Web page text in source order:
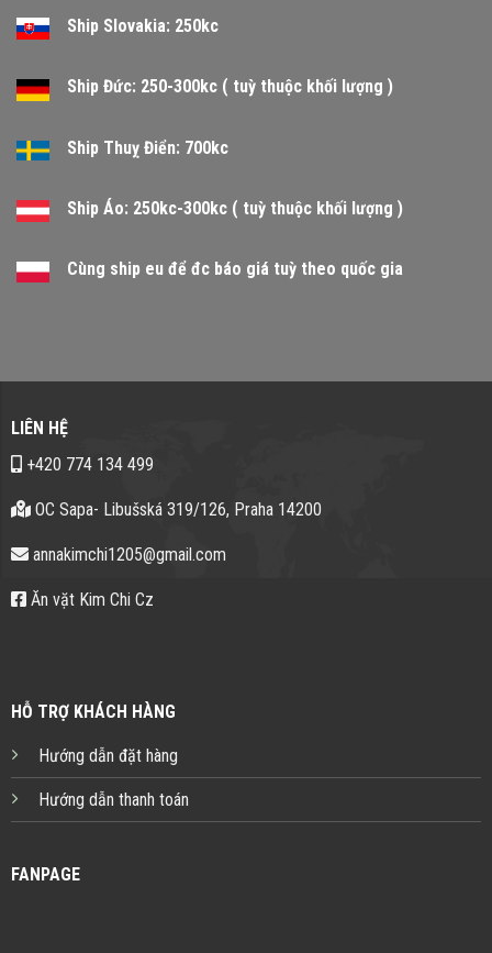
Ship Slovakia: 250kc
Ship Đức: 250-300kc ( tuỳ thuộc khối lượng )
Ship Thuỵ Điển: 700kc
Ship Áo: 250kc-300kc ( tuỳ thuộc khối lượng )
Cùng ship eu để đc báo giá tuỳ theo quốc gia
LIÊN HỆ
+420 774 134 499
OC Sapa- Libušská 319/126, Praha 14200
annakimchi1205@gmail.com
Ăn vặt Kim Chi Cz
HỖ TRỢ KHÁCH HÀNG
Hướng dẫn đặt hàng
Hướng dẫn thanh toán
FANPAGE